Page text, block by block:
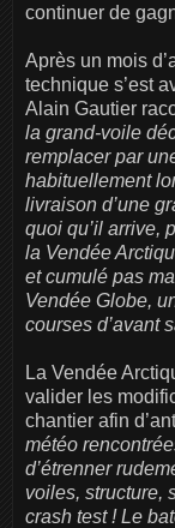
continuer de
Après un mois
technique s’est
Alain Gautier
la grand-voile
remplacer par
habituellement
livraison d’une
quoi qu’il arrive,
la Vendée
et cumulé pas
Vendée Globe,
courses d’avant
La Vendée
valider les
chantier afin
météo
d’étrenner
voiles, structure,
crash test ! Le